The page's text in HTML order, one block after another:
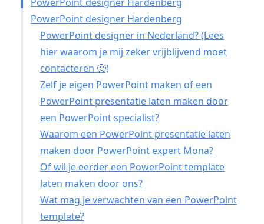
PowerPoint designer Hardenberg
PowerPoint designer in Nederland? (Lees
hier waarom je mij zeker vrijblijvend moet
contacteren 🙂)
Zelf je eigen PowerPoint maken of een
PowerPoint presentatie laten maken door
een PowerPoint specialist?
Waarom een PowerPoint presentatie laten
maken door PowerPoint expert Mona?
Of wil je eerder een PowerPoint template
laten maken door ons?
Wat mag je verwachten van een PowerPoint
template?